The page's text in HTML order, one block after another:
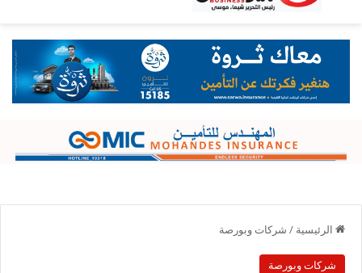
الرئيسية / شركات وبورصة
شركات وبورصة